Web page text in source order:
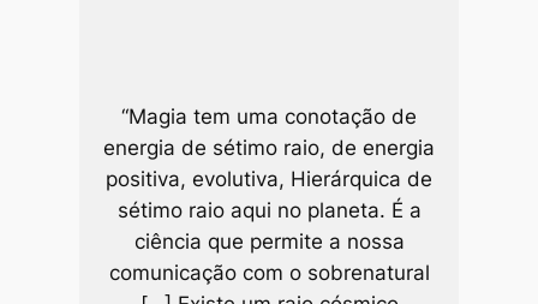
“Magia tem uma conotação de
energia de sétimo raio, de energia
positiva, evolutiva, Hierárquica de
sétimo raio aqui no planeta. É a
ciência que permite a nossa
comunicação com o sobrenatural